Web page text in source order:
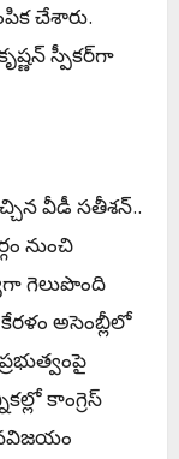
చేశారు.
స్పీకర్‌గా
వీడీ సతీశన్..
నుంచి
గెలుపొంది
అసెంబ్లీలో
కాంగ్రెస్